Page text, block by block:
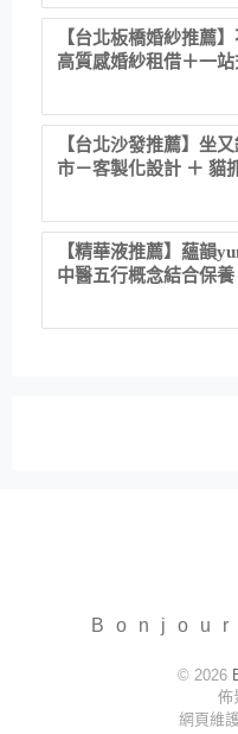
【台北板橋婚紗推薦
高質感婚紗租借＋一
【台北沙發推薦】坐
市－客製化設計 ＋ 貓
直營直銷、價格透明
居家風格
【精華液推薦】蘊韻
中醫五行概念結合保
華！ 水㊀土㊀就選「
肌膚剛剛好的平衡
© 2026
佈
網頁維